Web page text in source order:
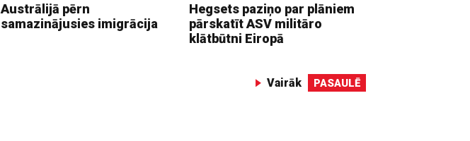
Austrālijā pērn
samazinājusies imigrācija
Hegsets paziņo par plāniem
pārskatīt ASV militāro
klātbūtni Eiropā
Vairāk PASAULĒ